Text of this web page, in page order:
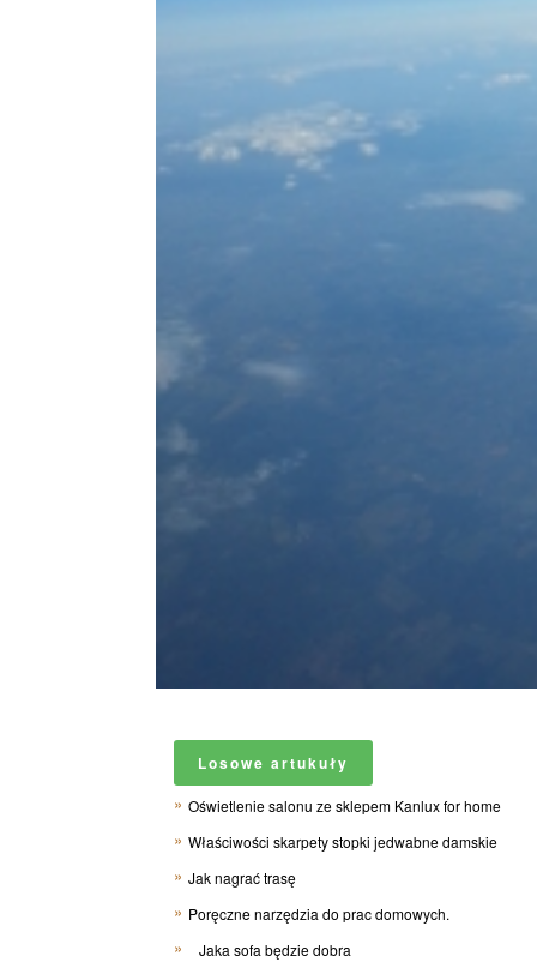
Losowe artukuły
Oświetlenie salonu ze sklepem Kanlux for home
Właściwości skarpety stopki jedwabne damskie
Jak nagrać trasę
Poręczne narzędzia do prac domowych.
Jaka sofa będzie dobra